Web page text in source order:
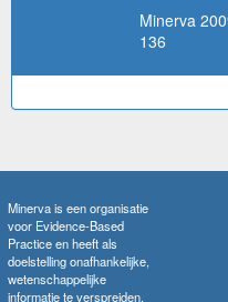
Minerva
136
Minerva is een organisatie
voor Evidence-Based
Practice en heeft als
doelstelling onafhankelijke,
wetenschappelijke
informatie te verspreiden.